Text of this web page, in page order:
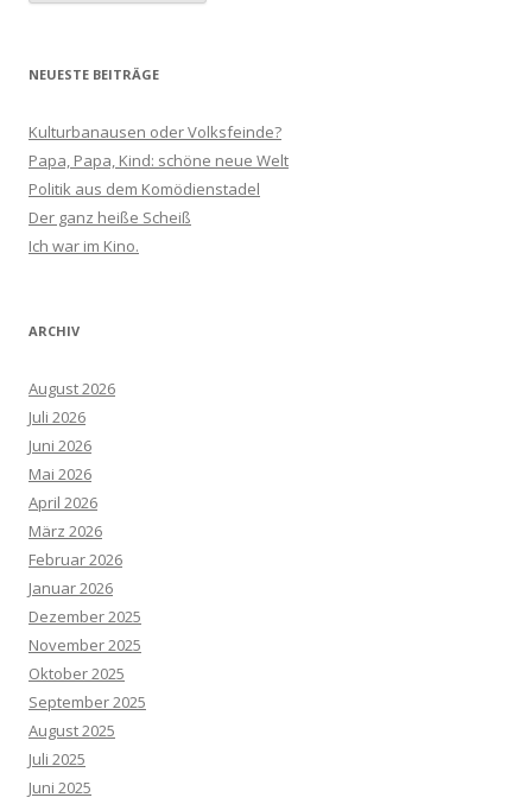
NEUESTE BEITRÄGE
Kulturbanausen oder Volksfeinde?
Papa, Papa, Kind: schöne neue Welt
Politik aus dem Komödienstadel
Der ganz heiße Scheiß
Ich war im Kino.
ARCHIV
August 2026
Juli 2026
Juni 2026
Mai 2026
April 2026
März 2026
Februar 2026
Januar 2026
Dezember 2025
November 2025
Oktober 2025
September 2025
August 2025
Juli 2025
Juni 2025